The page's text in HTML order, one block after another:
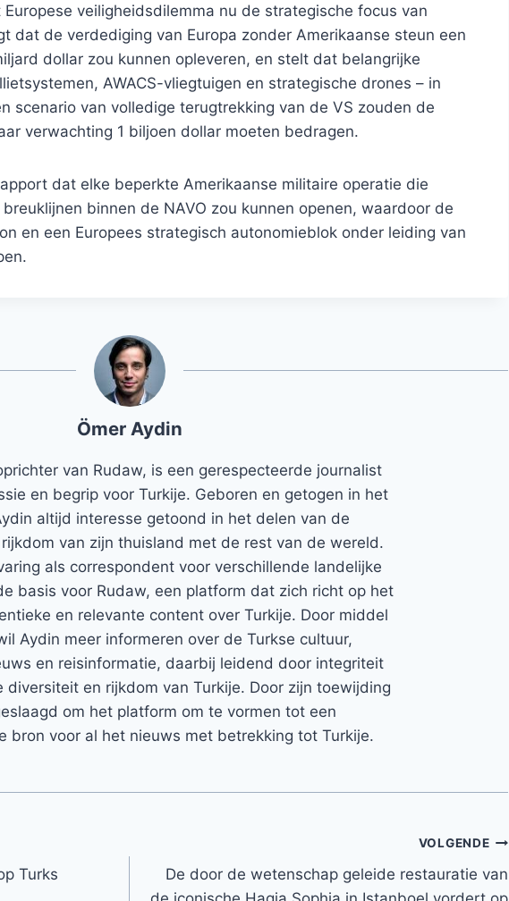
veiligheidsdilemma nu de strategische focus van
dat de verdediging van Europa zonder Amerikaanse steun een
dollar zou kunnen opleveren, en stelt dat belangrijke
AWACS-vliegtuigen en strategische drones – in
scenario van volledige terugtrekking van de VS zouden de
verwachting 1 biljoen dollar moeten bedragen.
dat elke beperkte Amerikaanse militaire operatie die
binnen de NAVO zou kunnen openen, waardoor de
en een Europees strategisch autonomieblok onder leiding van
Ömer Aydin
van Rudaw, is een gerespecteerde journalist
en begrip voor Turkije. Geboren en getogen in het
altijd interesse getoond in het delen van de
van zijn thuisland met de rest van de wereld.
als correspondent voor verschillende landelijke
basis voor Rudaw, een platform dat zich richt op het
en relevante content over Turkije. Door middel
Aydin meer informeren over de Turkse cultuur,
en reisinformatie, daarbij leidend door integriteit
diversiteit en rijkdom van Turkije. Door zijn toewijding
om het platform om te vormen tot een
bron voor al het nieuws met betrekking tot Turkije.
Turks
VOLGENDE
De door de wetenschap geleide restauratie van